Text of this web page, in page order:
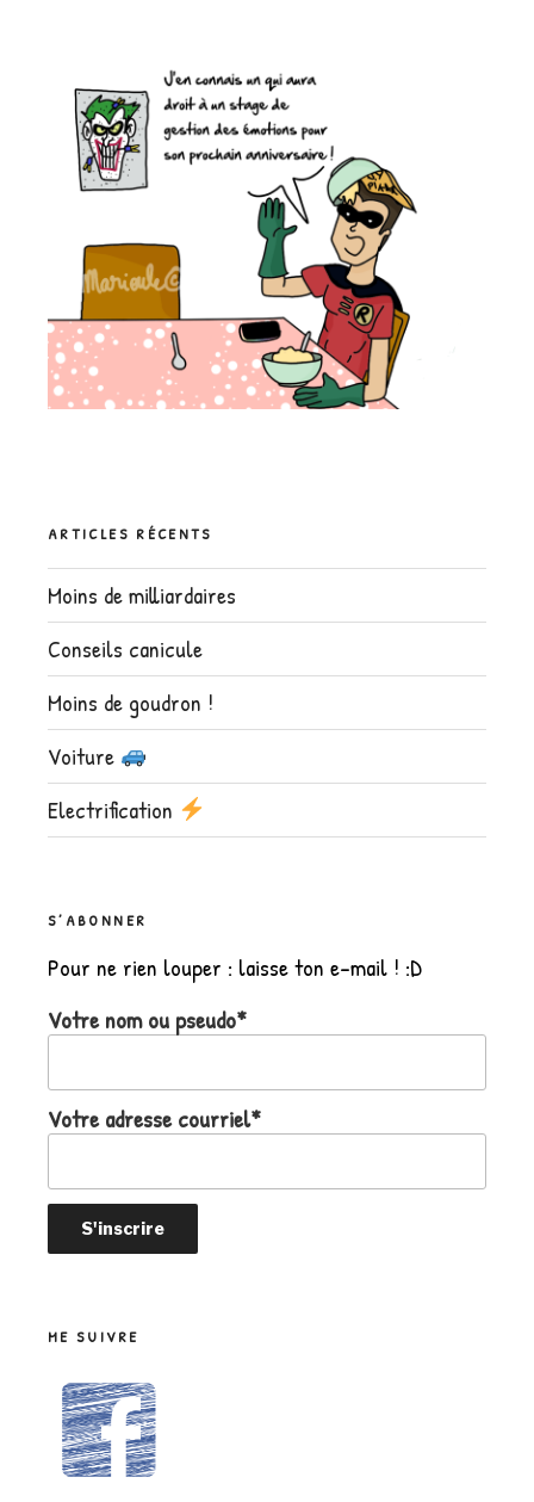
ARTICLES RÉCENTS
Moins de milliardaires
Conseils canicule
Moins de goudron !
Voiture
Electrification
S’ABONNER
Pour ne rien louper : laisse ton e-mail ! :D
Votre nom ou pseudo*
Votre adresse courriel*
ME SUIVRE